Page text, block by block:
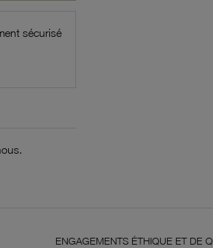
sécurisé
ÉTHIQUE ET DE QUALITÉ